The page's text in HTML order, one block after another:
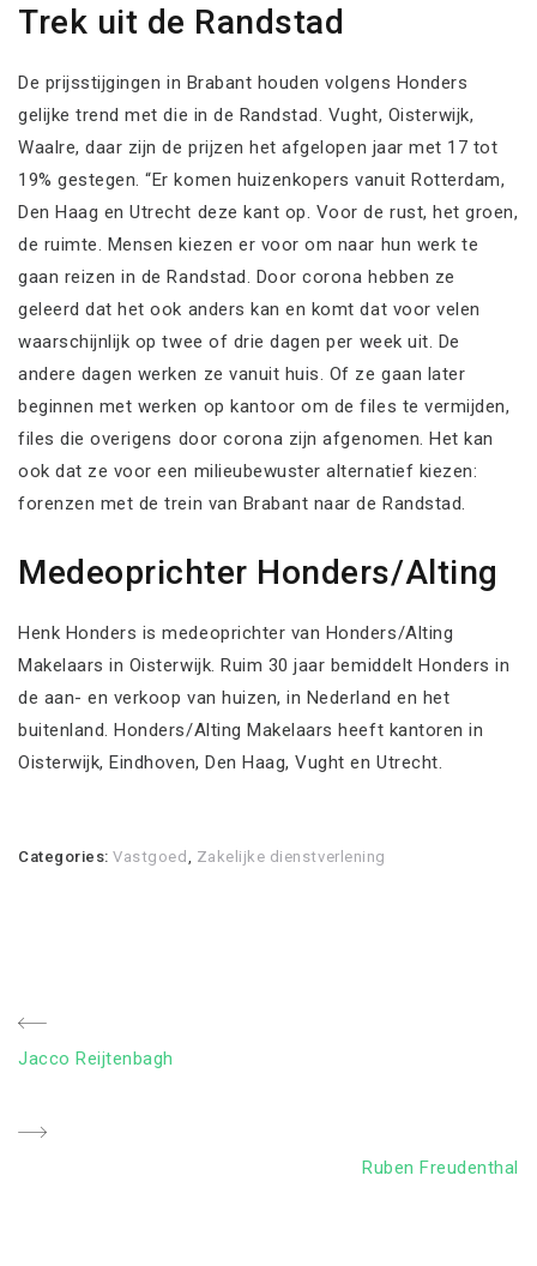
Trek uit de Randstad
De prijsstijgingen in Brabant houden volgens Honders
gelijke trend met die in de Randstad. Vught, Oisterwijk,
Waalre, daar zijn de prijzen het afgelopen jaar met 17 tot
19% gestegen. “Er komen huizenkopers vanuit Rotterdam,
Den Haag en Utrecht deze kant op. Voor de rust, het groen,
de ruimte. Mensen kiezen er voor om naar hun werk te
gaan reizen in de Randstad. Door corona hebben ze
geleerd dat het ook anders kan en komt dat voor velen
waarschijnlijk op twee of drie dagen per week uit. De
andere dagen werken ze vanuit huis. Of ze gaan later
beginnen met werken op kantoor om de files te vermijden,
files die overigens door corona zijn afgenomen. Het kan
ook dat ze voor een milieubewuster alternatief kiezen:
forenzen met de trein van Brabant naar de Randstad.
Medeoprichter Honders/Alting
Henk Honders is medeoprichter van Honders/Alting
Makelaars in Oisterwijk. Ruim 30 jaar bemiddelt Honders in
de aan- en verkoop van huizen, in Nederland en het
buitenland. Honders/Alting Makelaars heeft kantoren in
Oisterwijk, Eindhoven, Den Haag, Vught en Utrecht.
Categories:Vastgoed Zakelijke dienstverlening
Bericht
Previous
Jacco Reijtenbagh
Next
Ruben Freudenthal